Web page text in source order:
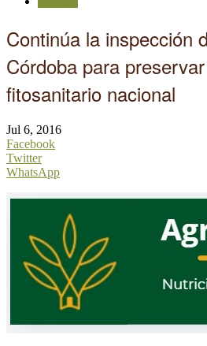
Continúa la inspección
Córdoba para
fitosanitario nacional
Jul 6, 2016
Facebook
Twitter
WhatsApp